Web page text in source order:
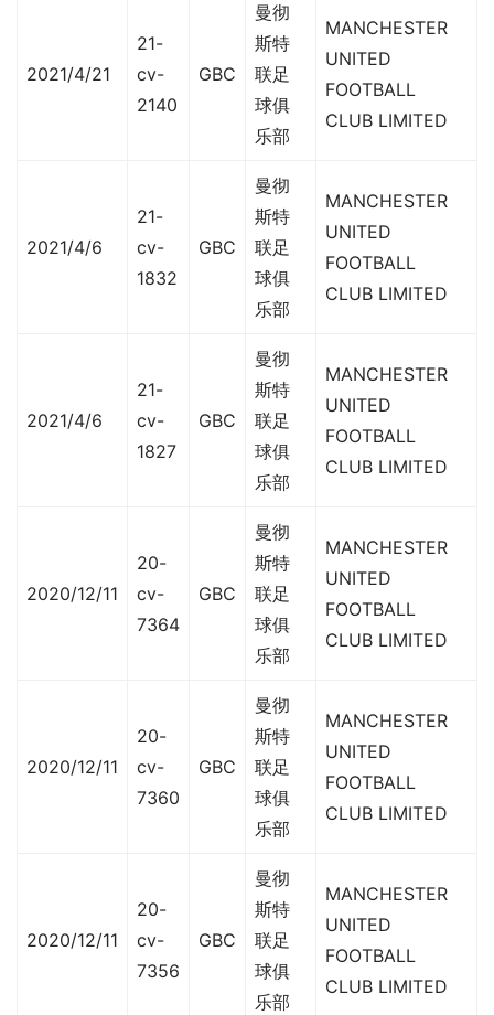
2021/4/21
21-
cv-
2140
GBC
曼彻
斯特
联足
球俱
乐部
MANCHESTER
UNITED
FOOTBALL
CLUB LIMITED
2021/4/6
21-
cv-
1832
GBC
曼彻
斯特
联足
球俱
乐部
MANCHESTER
UNITED
FOOTBALL
CLUB LIMITED
2021/4/6
21-
cv-
1827
GBC
曼彻
斯特
联足
球俱
乐部
MANCHESTER
UNITED
FOOTBALL
CLUB LIMITED
2020/12/11
20-
cv-
7364
GBC
曼彻
斯特
联足
球俱
乐部
MANCHESTER
UNITED
FOOTBALL
CLUB LIMITED
2020/12/11
20-
cv-
7360
GBC
曼彻
斯特
联足
球俱
乐部
MANCHESTER
UNITED
FOOTBALL
CLUB LIMITED
2020/12/11
20-
cv-
7356
GBC
曼彻
斯特
联足
球俱
乐部
MANCHESTER
UNITED
FOOTBALL
CLUB LIMITED